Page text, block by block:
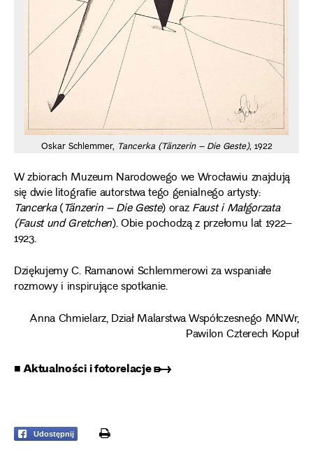
Oskar Schlemmer, Tancerka (Tänzerin – Die Geste), 1922
W zbiorach Muzeum Narodowego we Wrocławiu znajdują
się dwie litografie autorstwa tego genialnego artysty:
Tancerka(Tänzerin – Die Geste) orazFaust i Małgorzata
(Faust und Gretchen). Obie pochodzą z przełomu lat 1922–
1923.
Dziękujemy C. Ramanowi Schlemmerowi za wspaniałe
rozmowy i inspirujące spotkanie.
Anna Chmielarz, Dział Malarstwa Współczesnego MNWr,
Pawilon Czterech Kopuł
■ Aktualności i fotorelacje ➸
Udostępnij print